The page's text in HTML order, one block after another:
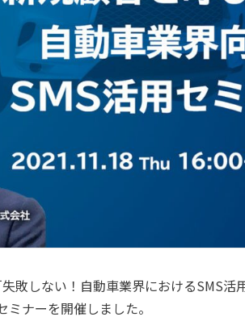
敗しない！自動車業界におけるSMS活
ナーを開催しました。